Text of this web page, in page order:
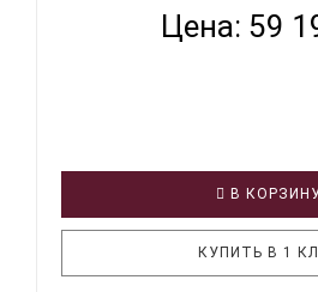
Цена: 59
В
КУПИТЬ В 1